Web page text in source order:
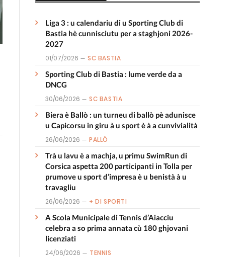
Liga 3 : u calendariu di u Sporting Club di
Bastia hè cunnisciutu per a staghjoni 2026-
2027
01/07/2026 SC BASTIA
Sporting Club di Bastia : lume verde da a
DNCG
30/06/2026 SC BASTIA
Biera è Ballò : un turneu di ballò pè adunisce
u Capicorsu in giru à u sport è à a cunvivialità
26/06/2026 PALLÒ
Trà u lavu è a machja, u primu SwimRun di
Corsica aspetta 200 participanti in Tolla per
prumove u sport d’impresa è u benistà à u
travagliu
26/06/2026 + DI SPORTI
A Scola Municipale di Tennis d’Aiacciu
celebra a so prima annata cù 180 ghjovani
licenziati
24/06/2026 TENNIS